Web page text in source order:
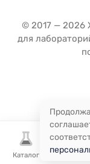
Каталог
© 2017 — 2026
для